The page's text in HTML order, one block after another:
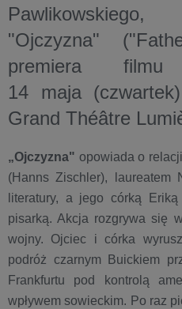
"Ojczyzna"
premiera
14 maja
Grand Théâtre
„Ojczyzna" opowiada o
(Hanns Zischler), laureatem
literatury, a jego córką
pisarką. Akcja rozgrywa się
wojny. Ojciec i córka
podróż czarnym Buickiem
Frankfurtu pod kontrolą
wpływem sowieckim. Po raz